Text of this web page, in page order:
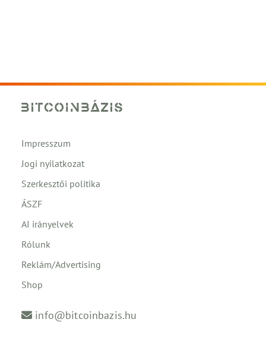
Impresszum
Jogi nyilatkozat
Szerkesztői politika
ÁSZF
AI irányelvek
Rólunk
Reklám/Advertising
Shop
info@bitcoinbazis.hu